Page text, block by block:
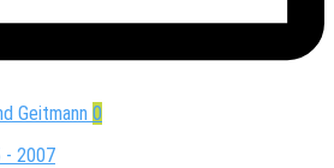
0
- 2007